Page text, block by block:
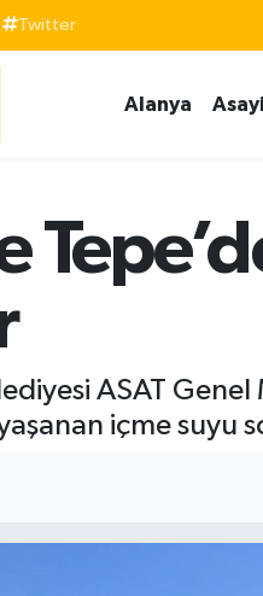
Twitter
Alanya
ASAT
içme suyu